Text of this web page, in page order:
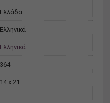
Ελλάδα
Ελληνικά
Ελληνικά
364
14 x 21